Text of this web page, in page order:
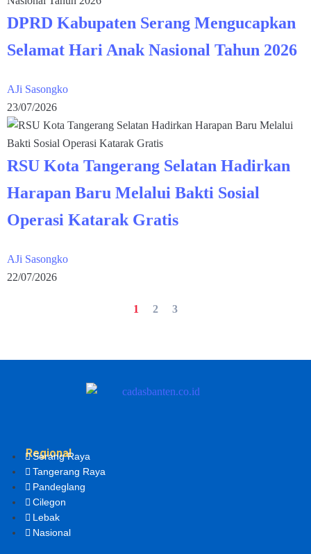
DPRD Kabupaten Serang Mengucapkan
Selamat Hari Anak Nasional Tahun 2026
AJi Sasongko
23/07/2026
RSU Kota Tangerang Selatan Hadirkan
Harapan Baru Melalui Bakti Sosial
Operasi Katarak Gratis
AJi Sasongko
22/07/2026
1 2 3
Regional
Serang Raya
Tangerang Raya
Pandeglang
Cilegon
Lebak
Nasional